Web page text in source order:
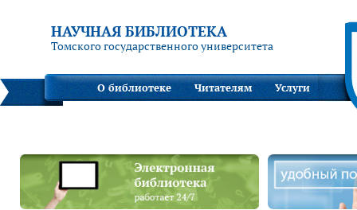
НАУЧНАЯ БИБЛИОТЕКА
Томского государственного университета
О библиотеке Читателям Услуги